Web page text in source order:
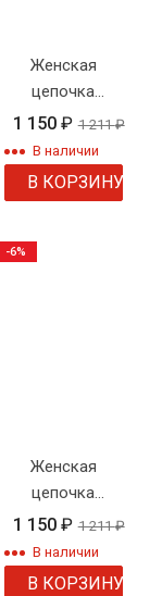
Женская
цепочка
плетения
"Шнурок"
крученый
1 150 ₽ 1 211₽
В наличии
В КОРЗИНУ
Женская
цепочка
плетения
"Панцирное"
1 150 ₽ 1 211₽
В наличии
В КОРЗИНУ
-6%